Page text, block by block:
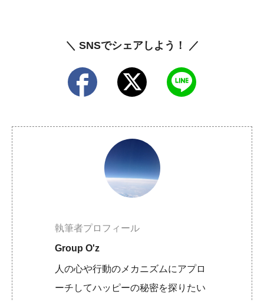
＼ SNSでシェアしよう！ ／
執筆者プロフィール
Group O'z
人の心や行動のメカニズムにアプロ
ーチしてハッピーの秘密を探りたい